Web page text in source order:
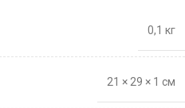
0,1 кг
21 × 29 × 1 см